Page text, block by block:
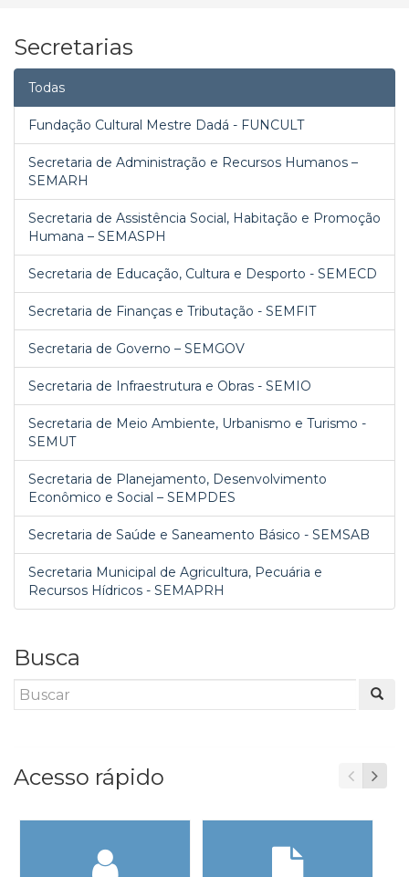
Secretarias
Todas
Fundação Cultural Mestre Dadá - FUNCULT
Secretaria de Administração e Recursos Humanos –
SEMARH
Secretaria de Assistência Social, Habitação e Promoção
Humana – SEMASPH
Secretaria de Educação, Cultura e Desporto - SEMECD
Secretaria de Finanças e Tributação - SEMFIT
Secretaria de Governo – SEMGOV
Secretaria de Infraestrutura e Obras - SEMIO
Secretaria de Meio Ambiente, Urbanismo e Turismo -
SEMUT
Secretaria de Planejamento, Desenvolvimento
Econômico e Social – SEMPDES
Secretaria de Saúde e Saneamento Básico - SEMSAB
Secretaria Municipal de Agricultura, Pecuária e
Recursos Hídricos - SEMAPRH
Busca
Acesso rápido